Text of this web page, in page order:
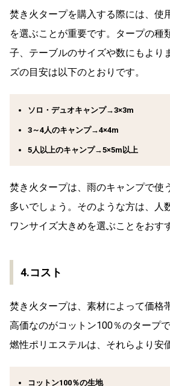
焚き火タープを購入する際には、使
を選ぶことが重要です。タープの種
子、テーブルのサイズや数にもより
ズの目安は以下のとおりです。
ソロ・デュオキャンプ→3×3m
3～4人のキャンプ→4×4m
5人以上のキャンプ→5×5m以上
焚き火タープは、雨のキャンプで使
多いでしょう。そのような方は、人
ワンサイズ大きめを選ぶことをおす
4.コスト
焚き火タープは、素材によって価格
高価なのがコットン100％のタープ
燃性ポリエステルは、それらより安
コットン100％の生地